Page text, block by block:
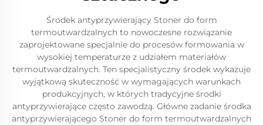
Środek antyprzywierający Stoner do form
termoutwardzalnych to nowoczesne rozwiązanie
zaprojektowane specjalnie do procesów formowania w
wysokiej temperaturze z udziałem materiałów
termoutwardzalnych. Ten specjalistyczny środek wykazuje
wyjątkową skuteczność w wymagających warunkach
produkcyjnych, w których tradycyjne środki
antyprzywierające często zawodzą. Główne zadanie środka
antyprzywierającego Stoner do form termoutwardzalnych